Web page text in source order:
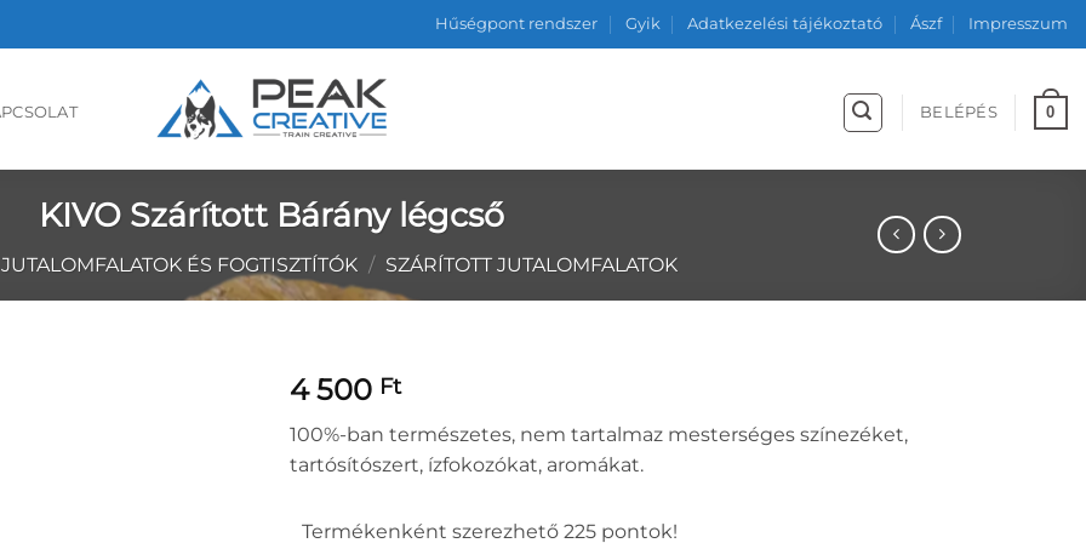
Hűségpont rendszer Gyik Adatkezelési tájékoztató Ászf Impresszum
BELÉPÉS 0
KIVO Szárított Bárány légcső
JUTALOMFALATOK ÉS FOGTISZTÍTÓK / SZÁRÍTOTT JUTALOMFALATOK
4 500 Ft
100%-ban természetes, nem tartalmaz mesterséges színezéket,
tartósítószert, ízfokozókat, aromákat.
Termékenként szerezhető 225 pontok!